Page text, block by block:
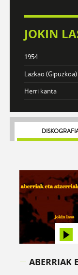
JOKIN
1954
Lazkao (Gipuzkoa)
Herri kanta
ABERRIAK